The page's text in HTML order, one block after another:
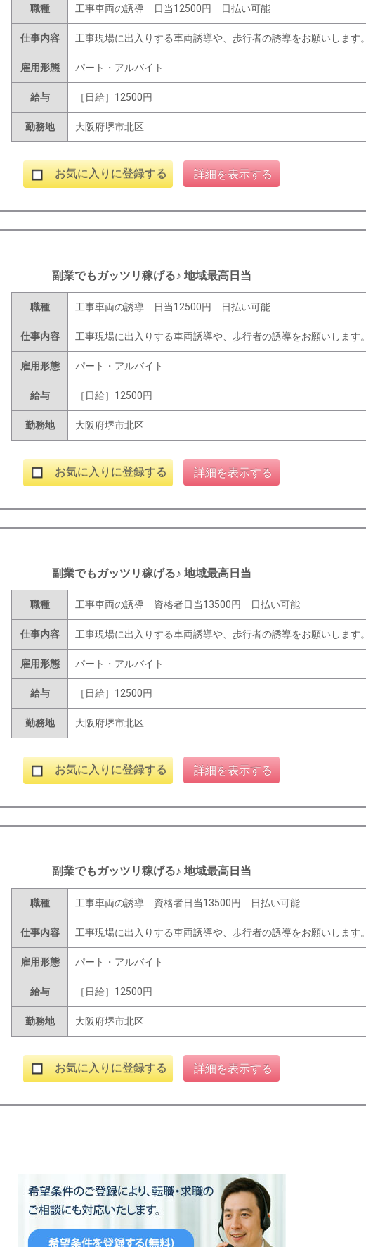
職種 工事車両の誘導 日当12500円 日払い可能
仕事内容 工事現場に出入りする車両誘導や、歩行者の誘導をお願いします。
雇用形態 パート・アルバイト
給与 ［日給］12500円
勤務地 大阪府堺市北区
お気に入りに登録する 詳細を表示する
副業でもガッツリ稼げる♪ 地域最高日当
職種 工事車両の誘導 日当12500円 日払い可能
仕事内容 工事現場に出入りする車両誘導や、歩行者の誘導をお願いします。
雇用形態 パート・アルバイト
給与 ［日給］12500円
勤務地 大阪府堺市北区
お気に入りに登録する 詳細を表示する
副業でもガッツリ稼げる♪ 地域最高日当
職種 工事車両の誘導 資格者日当13500円 日払い可能
仕事内容 工事現場に出入りする車両誘導や、歩行者の誘導をお願いします。
雇用形態 パート・アルバイト
給与 ［日給］12500円
勤務地 大阪府堺市北区
お気に入りに登録する 詳細を表示する
副業でもガッツリ稼げる♪ 地域最高日当
職種 工事車両の誘導 資格者日当13500円 日払い可能
仕事内容 工事現場に出入りする車両誘導や、歩行者の誘導をお願いします。
雇用形態 パート・アルバイト
給与 ［日給］12500円
勤務地 大阪府堺市北区
お気に入りに登録する 詳細を表示する